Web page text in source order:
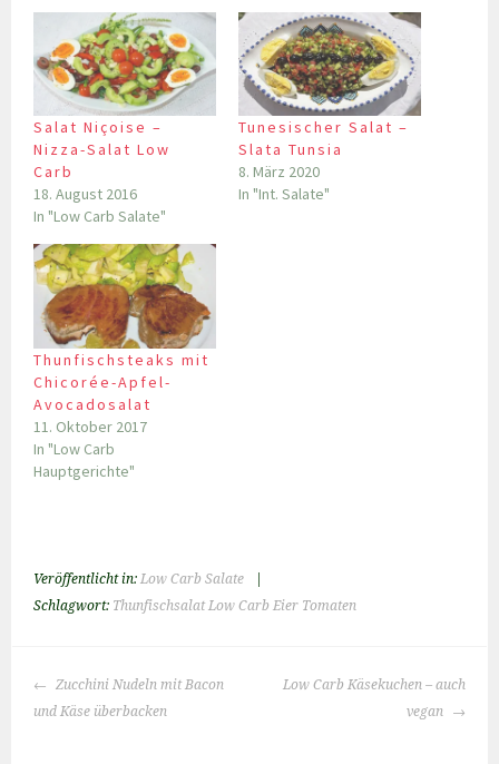
Salat Niçoise –
Nizza-Salat Low
Carb
18. August 2016
In "Low Carb Salate"
Tunesischer Salat –
Slata Tunsia
8. März 2020
In "Int. Salate"
Thunfischsteaks mit
Chicorée-Apfel-
Avocadosalat
11. Oktober 2017
In "Low Carb
Hauptgerichte"
Veröffentlicht in:Low Carb Salate
Schlagwort: Thunfischsalat Low Carb Eier Tomaten
BEITRAGS-
NAVIGATION
Zucchini Nudeln mit Bacon
und Käse überbacken
Low Carb Käsekuchen – auch
vegan